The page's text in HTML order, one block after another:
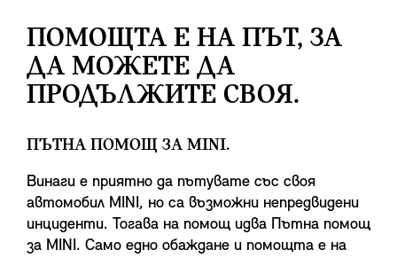
ПОМОЩТА Е НА ПЪТ, ЗА
ДА МОЖЕТЕ ДА
ПРОДЪЛЖИТЕ СВОЯ.
ПЪТНА ПОМОЩ ЗА MINI.
Винаги е приятно да пътувате със своя
автомобил MINI, но са възможни непредвидени
инциденти. Тогава на помощ идва Пътна помощ
за MINI. Само едно обаждане и помощта е на